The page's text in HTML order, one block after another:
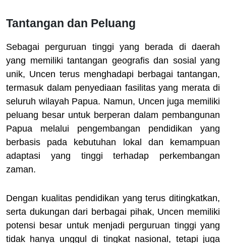
Tantangan dan Peluang
Sebagai perguruan tinggi yang berada di daerah
yang memiliki tantangan geografis dan sosial yang
unik, Uncen terus menghadapi berbagai tantangan,
termasuk dalam penyediaan fasilitas yang merata di
seluruh wilayah Papua. Namun, Uncen juga memiliki
peluang besar untuk berperan dalam pembangunan
Papua melalui pengembangan pendidikan yang
berbasis pada kebutuhan lokal dan kemampuan
adaptasi yang tinggi terhadap perkembangan
zaman.
Dengan kualitas pendidikan yang terus ditingkatkan,
serta dukungan dari berbagai pihak, Uncen memiliki
potensi besar untuk menjadi perguruan tinggi yang
tidak hanya unggul di tingkat nasional, tetapi juga